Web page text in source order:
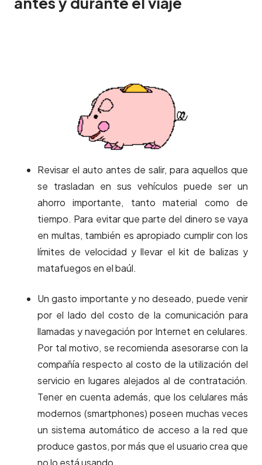
Revisar el auto antes de salir, para aquellos que
se trasladan en sus vehículos puede ser un
ahorro importante, tanto material como de
tiempo. Para evitar que parte del dinero se vaya
en multas, también es apropiado cumplir con los
límites de velocidad y llevar el kit de balizas y
matafuegos en el baúl.
Un gasto importante y no deseado, puede venir
por el lado del costo de la comunicación para
llamadas y navegación por Internet en celulares.
Por tal motivo, se recomienda asesorarse con la
compañía respecto al costo de la utilización del
servicio en lugares alejados al de contratación.
Tener en cuenta además, que los celulares más
modernos (smartphones) poseen muchas veces
un sistema automático de acceso a la red que
produce gastos, por más que el usuario crea que